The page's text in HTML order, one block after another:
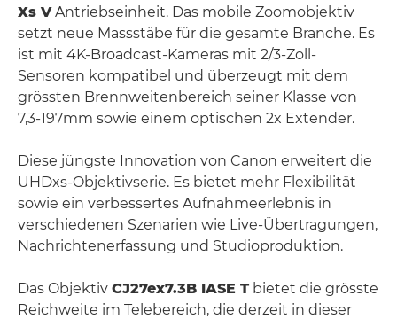
Xs VAntriebseinheit. Das mobile Zoomobjektiv
setzt neue Massstäbe für die gesamte Branche. Es
ist mit 4K-Broadcast-Kameras mit 2/3-Zoll-
Sensoren kompatibel und überzeugt mit dem
grössten Brennweitenbereich seiner Klasse von
7,3-197mm sowie einem optischen 2x Extender.
Diese jüngste Innovation von Canon erweitert die
UHDxs-Objektivserie. Es bietet mehr Flexibilität
sowie ein verbessertes Aufnahmeerlebnis in
verschiedenen Szenarien wie Live-Übertragungen,
Nachrichtenerfassung und Studioproduktion.
Das Objektiv CJ27ex7.3B IASE T bietet die grösste
Reichweite im Telebereich, die derzeit in dieser